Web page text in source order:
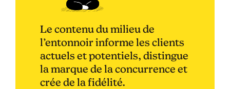
Le contenu du milieu de
l’entonnoir informe les clients
actuels et potentiels, distingue
la marque de la concurrence et
crée de la fidélité.